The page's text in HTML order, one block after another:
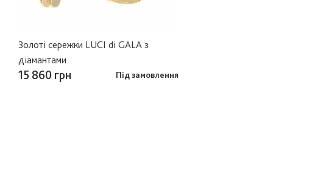
Золоті сережки LUCI di GALA з
діамантами
15 860 грн Під замовлення